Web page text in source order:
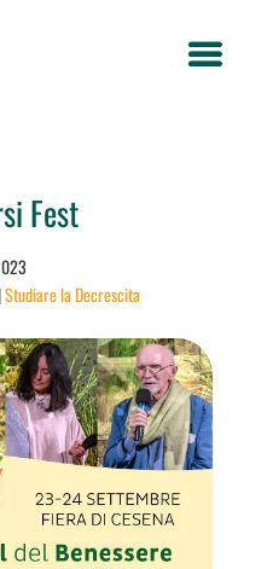
Fest
|Studiare la Decrescita